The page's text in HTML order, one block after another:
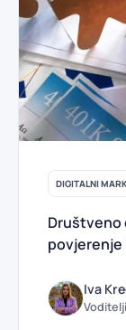
DIGITALNI
Društveno
povjerenje
Iva